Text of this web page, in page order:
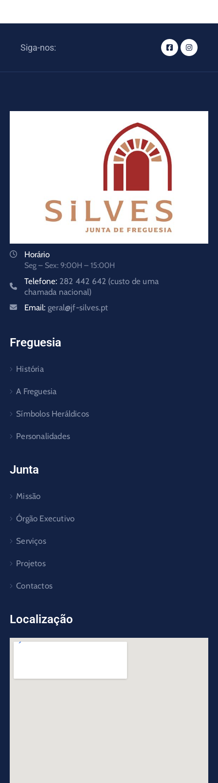
Siga-nos:
Horário
Seg – Sex: 9:00H – 15:00H
Telefone: 282 442 642 (custo de uma
chamada nacional)
Email: geral@jf-silves.pt
Freguesia
História
A Freguesia
Símbolos Heráldicos
Personalidades
Junta
Missão
Órgão Executivo
Serviços
Projetos
Contactos
Localização